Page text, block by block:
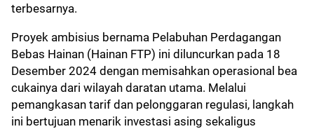
terbesarnya.
Proyek ambisius bernama Pelabuhan Perdagangan
Bebas Hainan (Hainan FTP) ini diluncurkan pada 18
Desember 2024 dengan memisahkan operasional bea
cukainya dari wilayah daratan utama. Melalui
pemangkasan tarif dan pelonggaran regulasi, langkah
ini bertujuan menarik investasi asing sekaligus